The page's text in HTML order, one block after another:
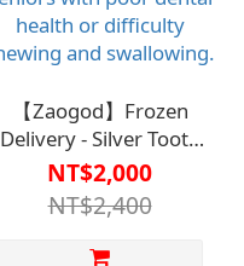
【Zaogod】Frozen
Delivery - Silver Tooth
Meal 6-Box Pack
【N1HF00002480000】
specially designed for
seniors with poor
NT$2,000
NT$2,400